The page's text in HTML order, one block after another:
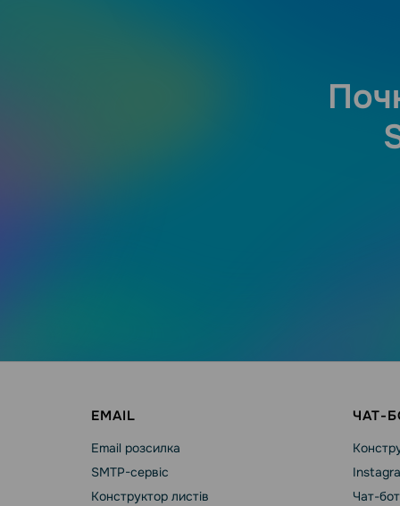
EMAIL
Email розсилка
SMTP-сервіс
Конструктор листів
ЧАТ-
Чат-